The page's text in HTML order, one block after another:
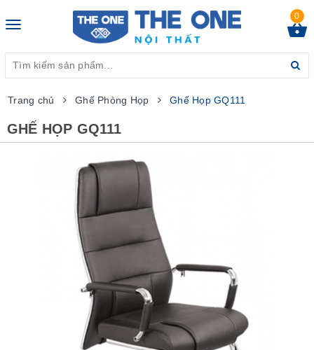
Toggle
0
Trang chủ Ghế Phòng Họp Ghế Họp GQ111
GHẾ HỌP GQ111